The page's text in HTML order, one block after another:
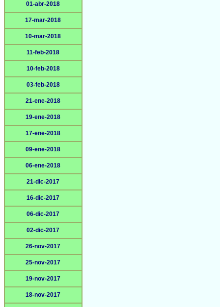
01-abr-2018
17-mar-2018
10-mar-2018
11-feb-2018
10-feb-2018
03-feb-2018
21-ene-2018
19-ene-2018
17-ene-2018
09-ene-2018
06-ene-2018
21-dic-2017
16-dic-2017
06-dic-2017
02-dic-2017
26-nov-2017
25-nov-2017
19-nov-2017
18-nov-2017